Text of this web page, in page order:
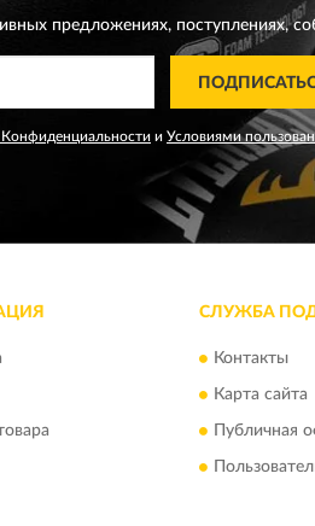
предложениях,поступлениях,
и Условиями
СЛУЖБА
Контакты
Карта сайта
Публичная